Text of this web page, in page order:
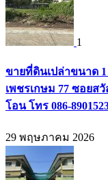
1
ขายที่ดินเปล่าขนาด
เพชรเกษม 77 ซอยส
โอน โทร 086-
29 พฤษภาคม 2026